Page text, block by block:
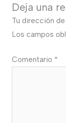
Deja una
Tu dirección
Los campos
Comentario *